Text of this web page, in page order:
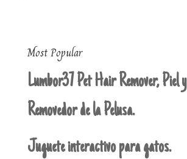
Most Popular
Lumbor37 Pet Hair Remover, Piel y
Removedor de la Pelusa.
Juguete interactivo para gatos.